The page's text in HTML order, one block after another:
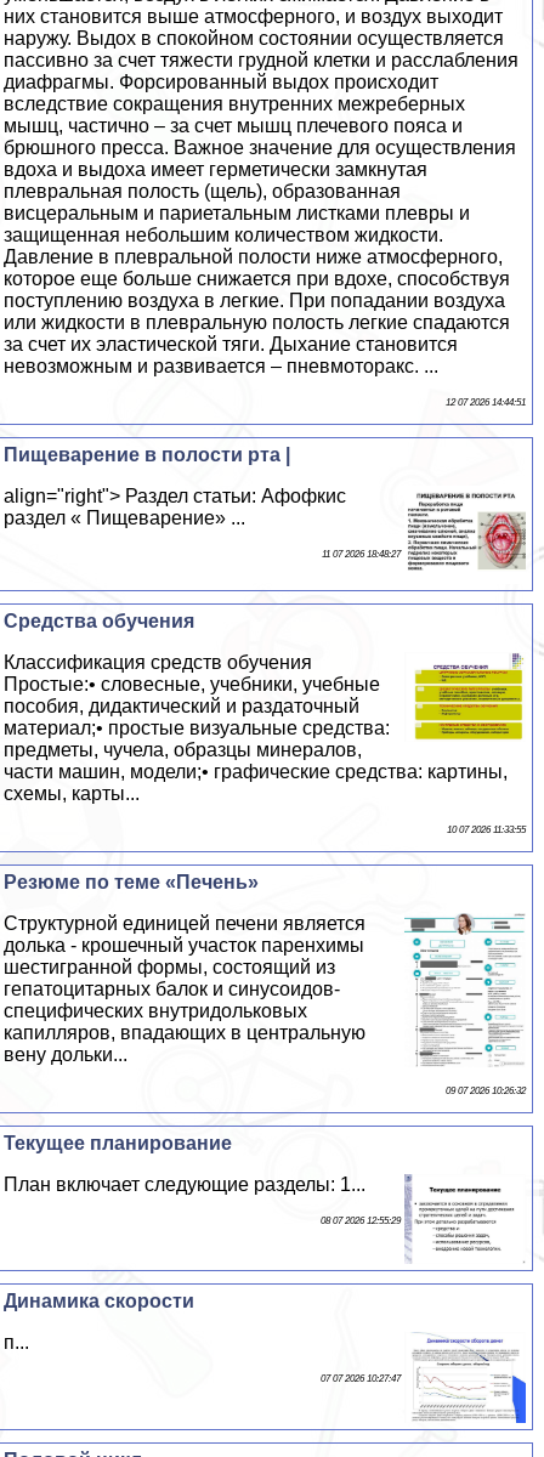
них становится выше атмосферного, и воздух выходит
наружу. Выдох в спокойном состоянии осуществляется
пассивно за счет тяжести грудной клетки и расслабления
диафрагмы. Форсированный выдох происходит
вследствие сокращения внутренних межреберных
мышц, частично – за счет мышц плечевого пояса и
брюшного пресса. Важное значение для осуществления
вдоха и выдоха имеет герметически замкнутая
плевральная полость (щель), образованная
висцеральным и париетальным листками плевры и
защищенная небольшим количеством жидкости.
Давление в плевральной полости ниже атмосферного,
которое еще больше снижается при вдохе, способствуя
поступлению воздуха в легкие. При попадании воздуха
или жидкости в плевральную полость легкие спадаются
за счет их эластической тяги. Дыхание становится
невозможным и развивается – пневмоторакс. ...
12 07 2026 14:44:51
Пищеварение в полости рта |
align="right"> Раздел статьи: Афофкис
раздел « Пищеварение» ...
11 07 2026 18:48:27
Средства обучения
Классификация средств обучения
Простые:• словесные, учебники, учебные
пособия, дидактический и раздаточный
материал;• простые визуальные средства:
предметы, чучела, образцы минералов,
части машин, модели;• графические средства: картины,
схемы, карты...
10 07 2026 11:33:55
Резюме по теме «Печень»
Структурной единицей печени является
долька - крошечный участок паренхимы
шестигранной формы, состоящий из
гепатоцитарных балок и синусоидов-
специфических внутридольковых
капилляров, впадающих в центральную
вену дольки...
09 07 2026 10:26:32
Текущее планирование
План включает следующие разделы: 1...
08 07 2026 12:55:29
Динамика скорости
п...
07 07 2026 10:27:47